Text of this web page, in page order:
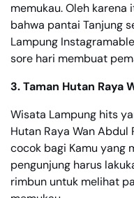
memukau. Oleh
bahwa pantai Tanjung
Lampung
sore hari membuat
3. Taman Hutan Raya
Wisata Lampung hits
Hutan Raya Wan Abdul
cocok bagi Kamu yang
pengunjung harus
rimbun untuk melihat